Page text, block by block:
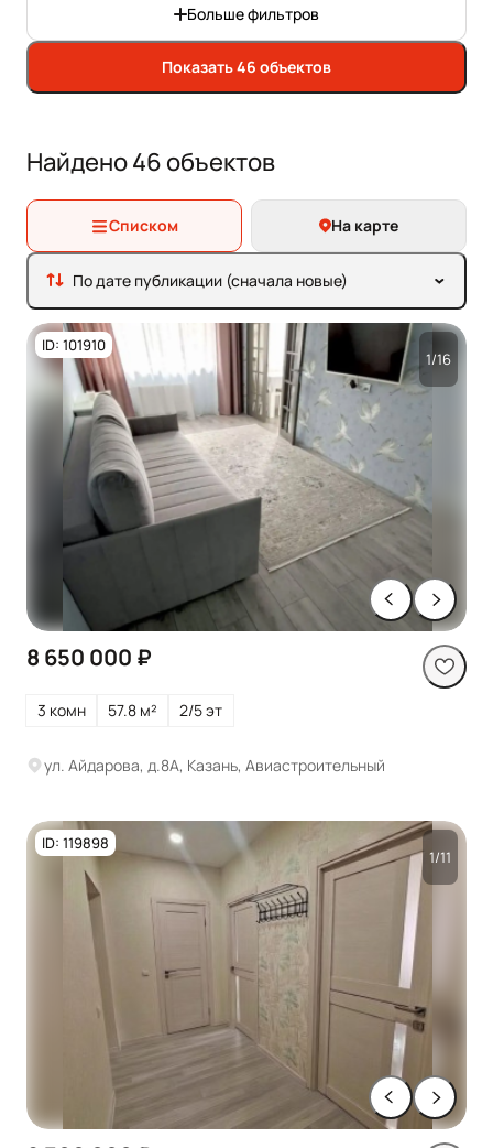
Больше фильтров
Показать 46 объектов
Найдено 46 объектов
Списком На карте
По дате публикации (сначала новые)
ID: 101910
1/16
8 650 000 ₽
3 комн 57.8 м² 2/5 эт
ул. Айдарова, д.8А, Казань, Авиастроительный
ID: 119898
1/11